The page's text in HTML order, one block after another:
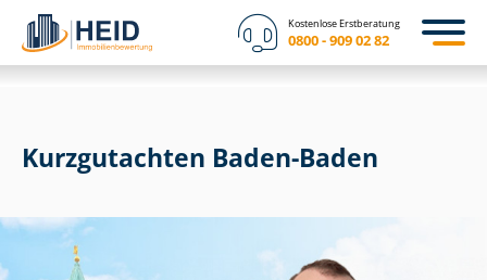
Kostenlose Erstberatung
0800 - 909 02 82
Kurzgutachten Baden-Baden